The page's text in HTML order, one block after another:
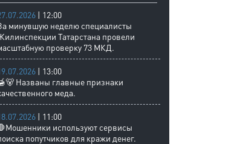
| 12:00
минувшую неделю специалисты
Татарстана провели
проверку 73 МКД.
| 13:00
Названы главные признаки
меда.
| 11:00
используют сервисы
попутчиков для кражи денег.